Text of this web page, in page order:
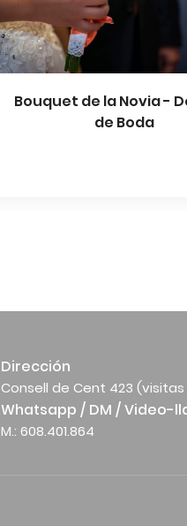
Bouquet de la Novia -
de Boda
Dirección
Consell de Cent 423
Whatsapp / DM / Video-
M.: 608.401.864